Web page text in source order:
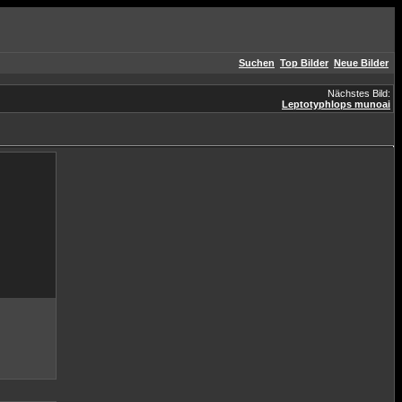
Suchen Top Bilder Neue Bilder
Nächstes Bild:
Leptotyphlops munoai